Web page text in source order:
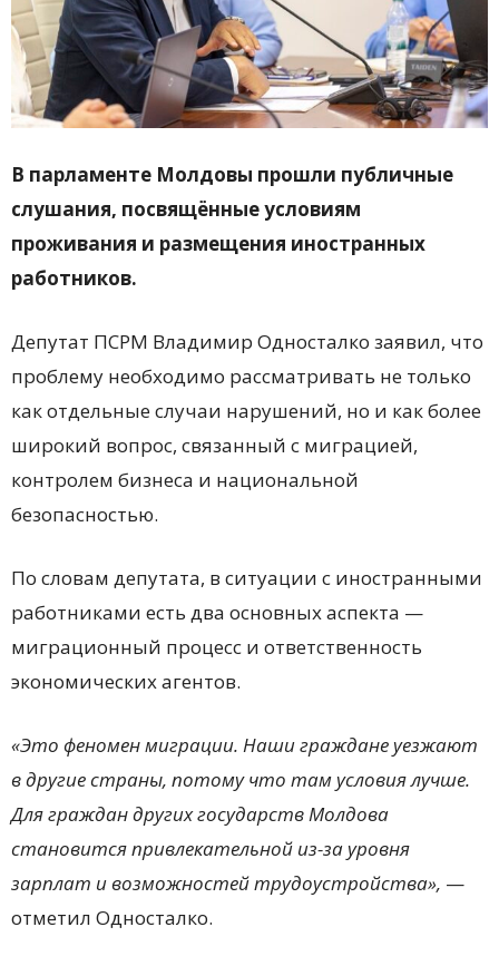
В парламенте Молдовы прошли публичные
слушания, посвящённые условиям
проживания и размещения иностранных
работников.
Депутат ПСРМ Владимир Односталко заявил, что
проблему необходимо рассматривать не только
как отдельные случаи нарушений, но и как более
широкий вопрос, связанный с миграцией,
контролем бизнеса и национальной
безопасностью.
По словам депутата, в ситуации с иностранными
работниками есть два основных аспекта —
миграционный процесс и ответственность
экономических агентов.
«Это феномен миграции. Наши граждане уезжают
в другие страны, потому что там условия лучше.
Для граждан других государств Молдова
становится привлекательной из-за уровня
зарплат и возможностей трудоустройства», —
отметил Односталко.